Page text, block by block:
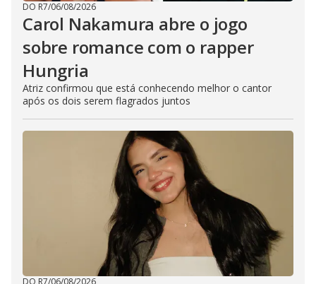
DO R7/06/08/2026
Carol Nakamura abre o jogo
sobre romance com o rapper
Hungria
Atriz confirmou que está conhecendo melhor o cantor
após os dois serem flagrados juntos